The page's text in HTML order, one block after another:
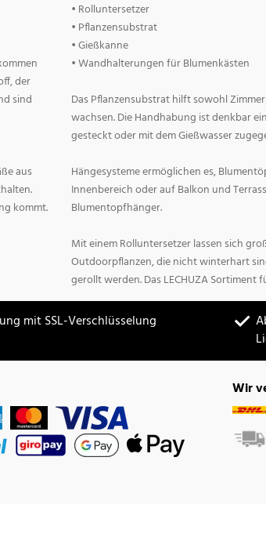
der
sind
aus
kommt.
• Rolluntersetzer
• Pflanzensubstrat
• Gießkanne
• Wandhalterungen für Blumenkästen
Das Pflanzensubstrat hilft sowohl
wachsen. Die Handhabung ist denkbar
gesteckt oder mit dem Gießwasser
Hängesysteme ermöglichen es,
Innenbereich oder auf Balkon und
Blumentopfhänger.
Mit einem Rolluntersetzer lassen sich
Outdoorpflanzen, die nicht winterhart
gerollt werden. Das LECHUZA
mit SSL-Verschlüsselung
Wir